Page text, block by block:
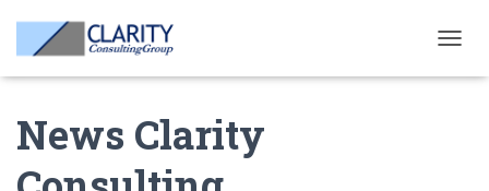
News Clarity